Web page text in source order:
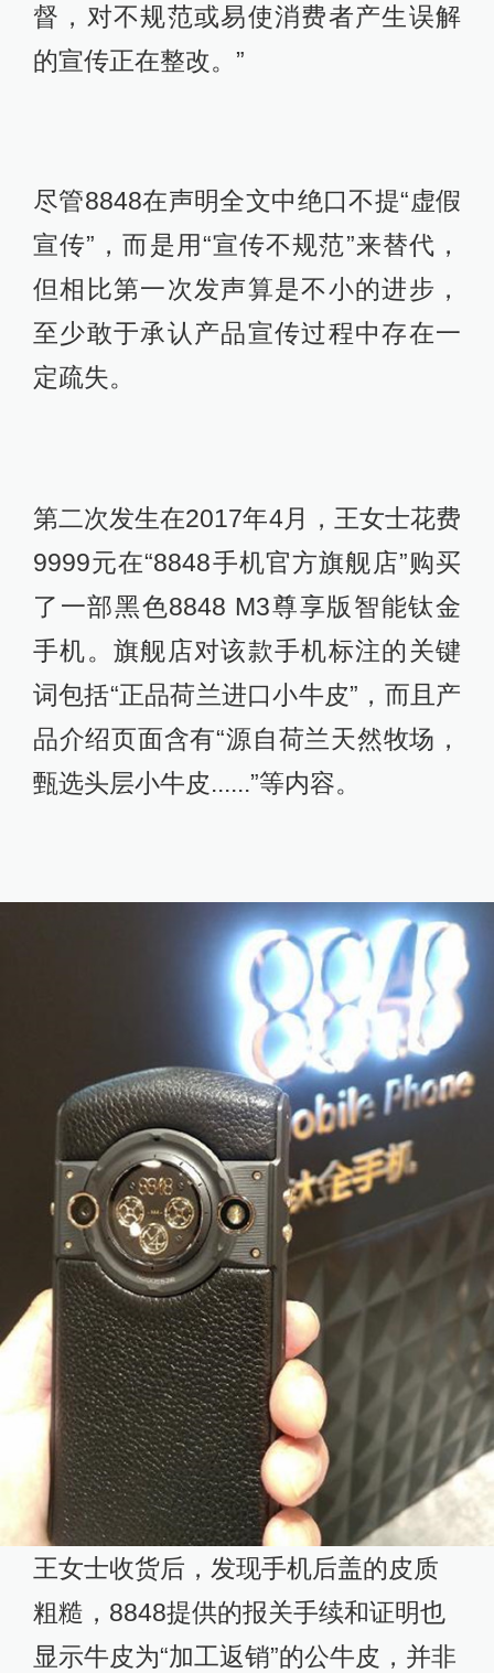
督，对不规范或易使消费者产生误解
的宣传正在整改。”
尽管8848在声明全文中绝口不提“虚假
宣传”，而是用“宣传不规范”来替代，
但相比第一次发声算是不小的进步，
至少敢于承认产品宣传过程中存在一
定疏失。
第二次发生在2017年4月，王女士花费
9999元在“8848手机官方旗舰店”购买
了一部黑色8848 M3尊享版智能钛金
手机。旗舰店对该款手机标注的关键
词包括“正品荷兰进口小牛皮”，而且产
品介绍页面含有“源自荷兰天然牧场，
甄选头层小牛皮......”等内容。
王女士收货后，发现手机后盖的皮质
粗糙，8848提供的报关手续和证明也
显示牛皮为“加工返销”的公牛皮，并非